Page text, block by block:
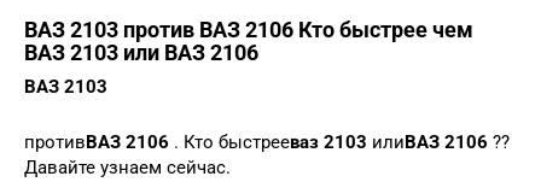
ВАЗ 2103 против ВАЗ 2106 Кто быстрее чем
ВАЗ 2103 или ВАЗ 2106
ВАЗ 2103
противВАЗ 2106 . Кто быстрееваз 2103 илиВАЗ 2106 ??
Давайте узнаем сейчас.